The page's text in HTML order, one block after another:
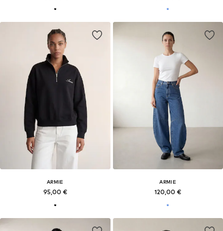
ARMIE
95,00 €
ARMIE
120,00 €